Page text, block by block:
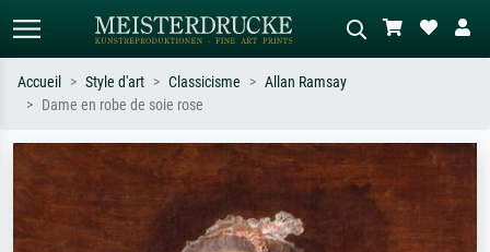
Recherchez par artiste, titre ou style –
ex. Monet, Nuit étoilée,
impressionnisme, vague de Hokusai,
nu.
Décrivez la scène – ex. prairie verte,
abstrait avec beaucoup de rouge,
tableau sombre, nu debout près d'un
Accueil Style d'art Classicisme
Allan Ramsay
Dame en robe de soie rose